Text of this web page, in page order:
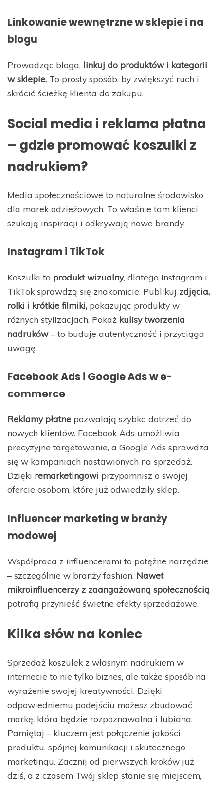
Linkowanie wewnętrzne w sklepie i na
blogu
Prowadząc bloga, linkuj do produktów i kategorii
w sklepie. To prosty sposób, by zwiększyć ruch i
skrócić ścieżkę klienta do zakupu.
Social media i reklama płatna
– gdzie promować koszulki z
nadrukiem?
Media społecznościowe to naturalne środowisko
dla marek odzieżowych. To właśnie tam klienci
szukają inspiracji i odkrywają nowe brandy.
Instagram i TikTok
Koszulki to produkt wizualny, dlatego Instagram i
TikTok sprawdzą się znakomicie. Publikuj zdjęcia,
rolki i krótkie filmiki, pokazując produkty w
różnych stylizacjach. Pokaż kulisy tworzenia
nadruków– to buduje autentyczność i przyciąga
uwagę.
Facebook Ads i Google Ads w e-
commerce
Reklamy płatne pozwalają szybko dotrzeć do
nowych klientów. Facebook Ads umożliwia
precyzyjne targetowanie, a Google Ads sprawdza
się w kampaniach nastawionych na sprzedaż.
Dzięki remarketingowi przypomnisz o swojej
ofercie osobom, które już odwiedziły sklep.
Influencer marketing w branży
modowej
Współpraca z influencerami to potężne narzędzie
– szczególnie w branży fashion. Nawet
mikroinfluencerzy z zaangażowaną społecznością
potrafią przynieść świetne efekty sprzedażowe.
Kilka słów na koniec
Sprzedaż koszulek z własnym nadrukiem w
internecie to nie tylko biznes, ale także sposób na
wyrażenie swojej kreatywności. Dzięki
odpowiedniemu podejściu możesz zbudować
markę, która będzie rozpoznawalna i lubiana.
Pamiętaj – kluczem jest połączenie jakości
produktu, spójnej komunikacji i skutecznego
marketingu. Zacznij od pierwszych kroków już
dziś, a z czasem Twój sklep stanie się miejscem,